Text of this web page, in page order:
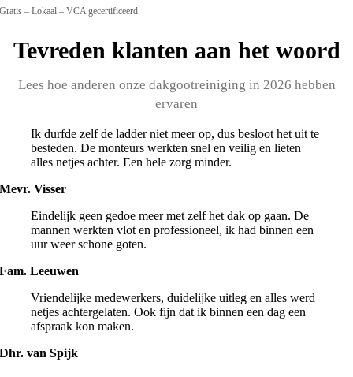
Gratis – Lokaal – VCA gecertificeerd
Tevreden klanten aan het woord
Lees hoe anderen onze dakgootreiniging in 2026 hebben
ervaren
Ik durfde zelf de ladder niet meer op, dus besloot het uit te
besteden. De monteurs werkten snel en veilig en lieten
alles netjes achter. Een hele zorg minder.
Mevr. Visser
Eindelijk geen gedoe meer met zelf het dak op gaan. De
mannen werkten vlot en professioneel, ik had binnen een
uur weer schone goten.
Fam. Leeuwen
Vriendelijke medewerkers, duidelijke uitleg en alles werd
netjes achtergelaten. Ook fijn dat ik binnen een dag een
afspraak kon maken.
Dhr. van Spijk